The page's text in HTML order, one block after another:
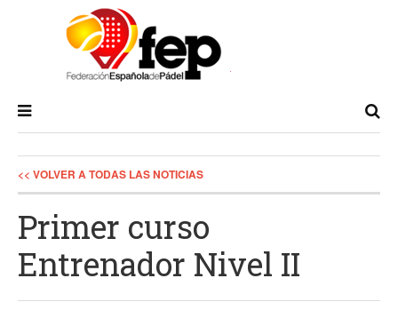
<< VOLVER A TODAS LAS NOTICIAS
Primer curso
Entrenador Nivel II